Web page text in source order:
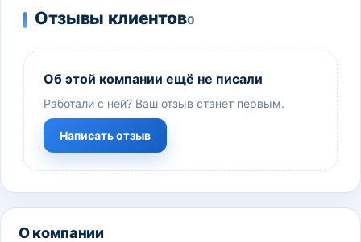
Отзывы клиентов0
Об этой компании ещё не писали
Работали с ней? Ваш отзыв станет первым.
Написать отзыв
О компании